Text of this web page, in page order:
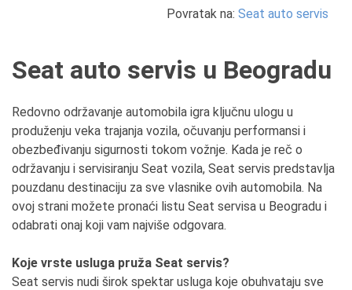
Povratak na: Seat auto servis
Seat auto servis u Beogradu
Redovno održavanje automobila igra ključnu ulogu u
produženju veka trajanja vozila, očuvanju performansi i
obezbeđivanju sigurnosti tokom vožnje. Kada je reč o
održavanju i servisiranju Seat vozila, Seat servis predstavlja
pouzdanu destinaciju za sve vlasnike ovih automobila. Na
ovoj strani možete pronaći listu Seat servisa u Beogradu i
odabrati onaj koji vam najviše odgovara.
Koje vrste usluga pruža Seat servis?
Seat servis nudi širok spektar usluga koje obuhvataju sve